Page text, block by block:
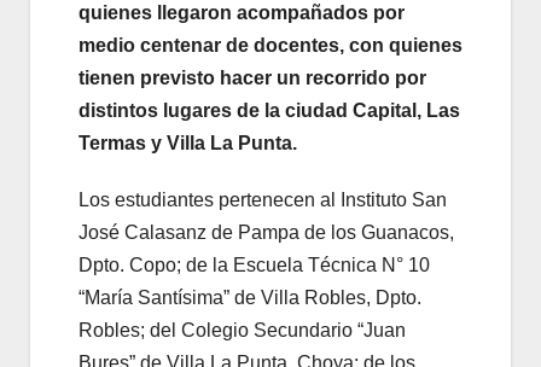
quienes llegaron acompañados por
medio centenar de docentes, con quienes
tienen previsto hacer un recorrido por
distintos lugares de la ciudad Capital, Las
Termas y Villa La Punta.
Los estudiantes pertenecen al Instituto San
José Calasanz de Pampa de los Guanacos,
Dpto. Copo; de la Escuela Técnica N° 10
“María Santísima” de Villa Robles, Dpto.
Robles; del Colegio Secundario “Juan
Bures” de Villa La Punta, Choya; de los